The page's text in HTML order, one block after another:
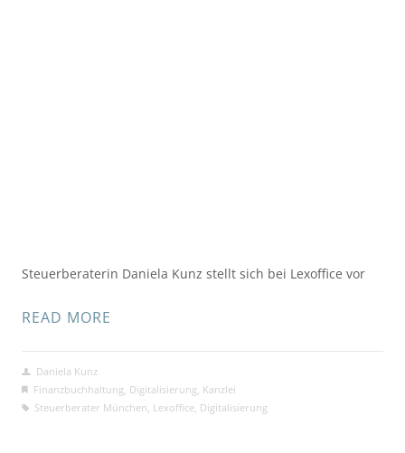
Steuerberaterin Daniela Kunz stellt sich bei Lexoffice vor
READ MORE
Daniela Kunz
Finanzbuchhaltung Digitalisierung Kanzlei
Steuerberater München Lexoffice, Digitalisierung